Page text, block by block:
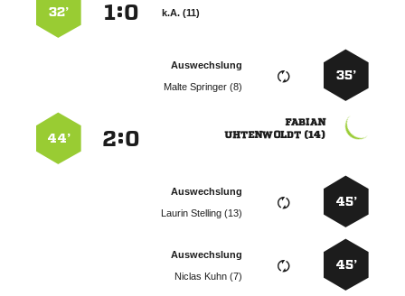
k.A. (11)
:
32’
35’
Auswechslung
  

 
:
44’
45’
Auswechslung
  
45’
Auswechslung
  